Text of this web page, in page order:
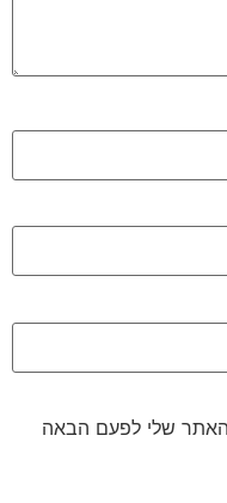
שלי לפעם הבאה